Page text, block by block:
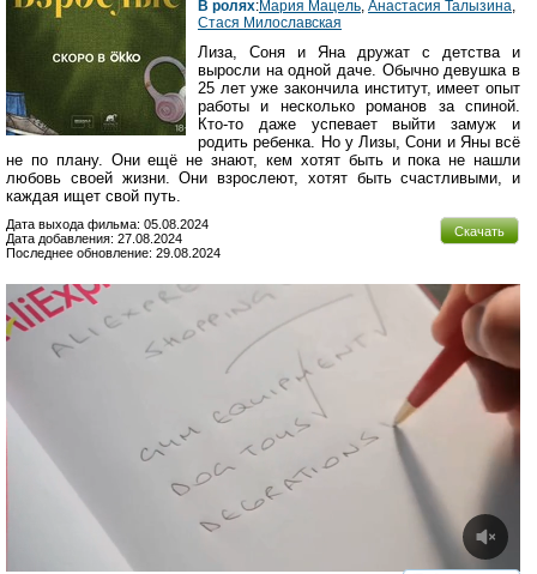
В ролях:Мария Мацель Анастасия Талызина
Стася Милославская
Лиза, Соня и Яна дружат с детства и
выросли на одной даче. Обычно девушка в
25 лет уже закончила институт, имеет опыт
работы и несколько романов за спиной.
Кто-то даже успевает выйти замуж и
родить ребенка. Но у Лизы, Сони и Яны всё
не по плану. Они ещё не знают, кем хотят быть и пока не нашли
любовь своей жизни. Они взрослеют, хотят быть счастливыми, и
каждая ищет свой путь.
Скачать
Дата выхода фильма: 05.08.2024
Дата добавления: 27.08.2024
Последнее обновление: 29.08.2024